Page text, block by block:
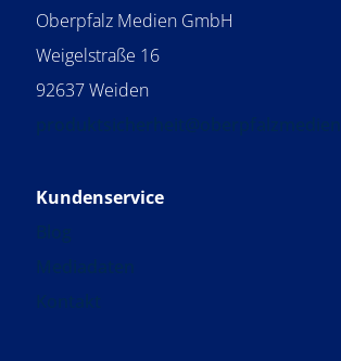
Oberpfalz Medien GmbH
Weigelstraße 16
92637 Weiden
Kundenservice
Blog
Mediadaten
Kontakt